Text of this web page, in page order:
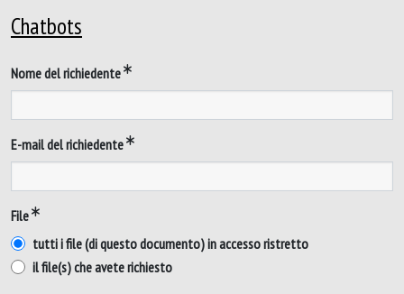
Chatbots
Nome del richiedente
E-mail del richiedente
File
tutti i file (di questo documento) in accesso ristretto
il file(s) che avete richiesto